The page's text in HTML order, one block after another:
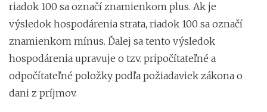
riadok 100 sa označí znamienkom plus. Ak je
výsledok hospodárenia strata, riadok 100 sa označí
znamienkom mínus. Ďalej sa tento výsledok
hospodárenia upravuje o tzv. pripočítateľné a
odpočítateľné položky podľa požiadaviek zákona o
dani z príjmov.